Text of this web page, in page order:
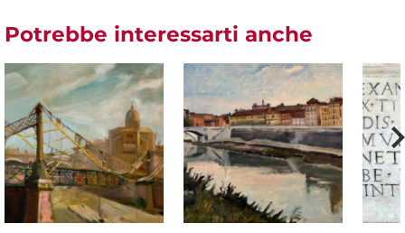
Potrebbe interessarti anche